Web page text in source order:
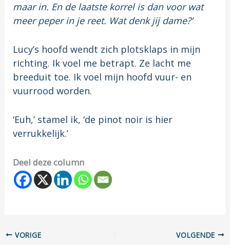
maar in. En de laatste korrel is dan voor wat
meer peper in je reet. Wat denk jij dame?’
Lucy’s hoofd wendt zich plotsklaps in mijn
richting. Ik voel me betrapt. Ze lacht me
breeduit toe. Ik voel mijn hoofd vuur- en
vuurrood worden.
‘Euh,’ stamel ik, ‘de pinot noir is hier
verrukkelijk.’
Deel deze column
VORIGE VOLGENDE